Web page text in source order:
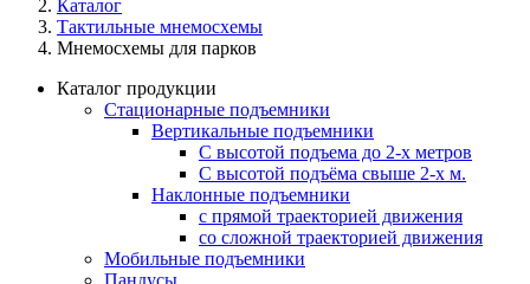
Каталог
Тактильные мнемосхемы
Мнемосхемы для парков
Каталог продукции
Стационарные подъемники
Вертикальные подъемники
С высотой подъема до 2-х метров
С высотой подъёма свыше 2-х м.
Наклонные подъемники
с прямой траекторией движения
со сложной траекторией движения
Мобильные подъемники
Пандусы